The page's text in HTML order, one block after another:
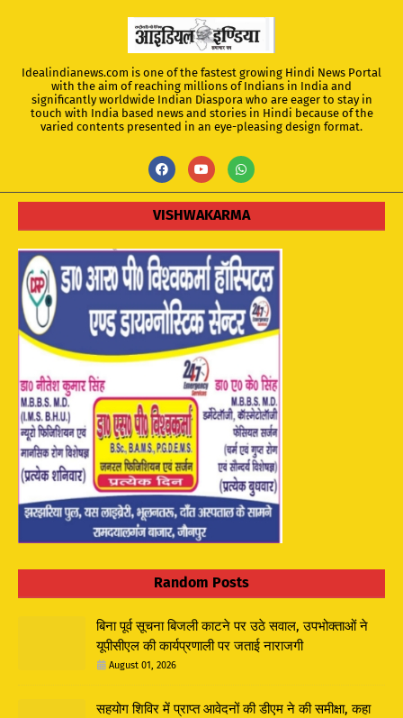
Idealindianews.com is one of the fastest growing Hindi News Portal
with the aim of reaching millions of Indians in India and
significantly worldwide Indian Diaspora who are eager to stay in
touch with India based news and stories in Hindi because of the
varied contents presented in an eye-pleasing design format.
VISHWAKARMA
Random Posts
बिना पूर्व सूचना बिजली काटने पर उठे सवाल, उपभोक्ताओं ने
यूपीसीएल की कार्यप्रणाली पर जताई नाराजगी
August 01, 2026
सहयोग शिविर में प्राप्त आवेदनों की डीएम ने की समीक्षा, कहा